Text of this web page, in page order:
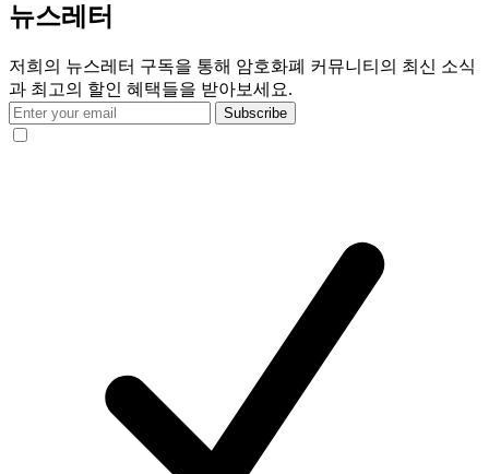
뉴스레터
저희의 뉴스레터 구독을 통해 암호화폐 커뮤니티의 최신 소식
과 최고의 할인 혜택들을 받아보세요.
Subscribe